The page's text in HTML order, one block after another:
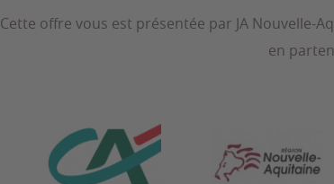
Cette offre vous est présentée par JA Nouvelle-
en